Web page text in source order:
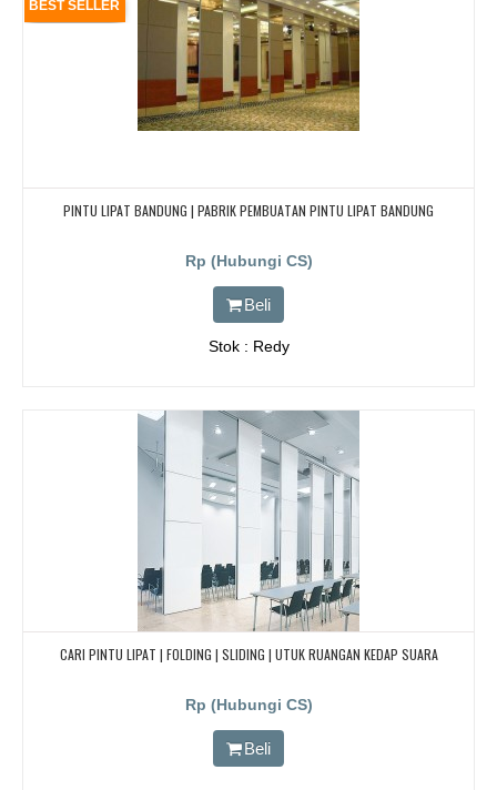
BEST SELLER
PINTU LIPAT BANDUNG | PABRIK PEMBUATAN PINTU LIPAT BANDUNG
Rp (Hubungi CS)
Beli
Stok : Redy
CARI PINTU LIPAT | FOLDING | SLIDING | UTUK RUANGAN KEDAP SUARA
Rp (Hubungi CS)
Beli